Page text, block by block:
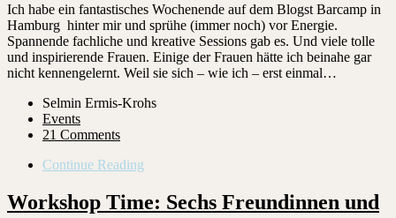
Ich habe ein fantastisches Wochenende auf dem Blogst Barcamp in
Hamburg hinter mir und sprühe (immer noch) vor Energie.
Spannende fachliche und kreative Sessions gab es. Und viele tolle
und inspirierende Frauen. Einige der Frauen hätte ich beinahe gar
nicht kennengelernt. Weil sie sich – wie ich – erst einmal…
Selmin Ermis-Krohs
Events
21 Comments
Continue Reading
Workshop Time: Sechs Freundinnen und